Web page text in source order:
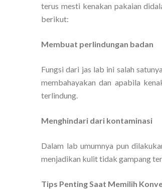
terus mesti kenakan pakaian
berikut:
Membuat perlindungan badan
Fungsi dari jas lab ini salah
membahayakan dan apabila
terlindung.
Menghindari dari kontaminasi
Dalam lab umumnya pun
menjadikan kulit tidak gampang
Tips Penting Saat Memilih